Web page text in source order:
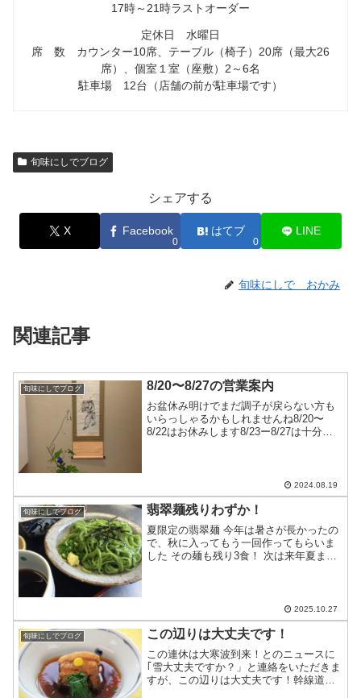
17時～21時ラストオーダー
定休日 水曜日
席 数 カウンター10席、テーブル（椅子）20席（最大26
席）、個室１室（座敷）2～6名
駐車場 12台（店舗の前が駐車場です）
旬味にしでブログ
シェアする
X Facebook
0
はてブ
0
LINE
旬味にしで おかみ
関連記事
旬味にしでブログ 8/20〜8/27の営業案内
お盆休み明けでまだ調子が戻らない方も
いらっしゃるかもしれませんね8/20〜
8/22はお休みします8/23ー8/27は十分に
2024.08.19
旬味にしでブログ 翡翠麺残りわずか！
夏限定の翡翠麺 今年は暑さが長かったの
で、秋に入ってもう一回作ってもらいま
した その麺も残り3食！ 次は来年夏まで
2025.10.27
旬味にしでブログ この辺りは大丈夫です！
この連休は大寒波到来！とのニュースに
｢雪大丈夫ですか？」と連絡をいただきま
すが、この辺りは大丈夫です！幹線道路